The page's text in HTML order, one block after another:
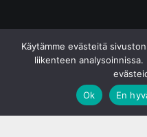
Käytämme evästeitä
liikenteen
Ok
En